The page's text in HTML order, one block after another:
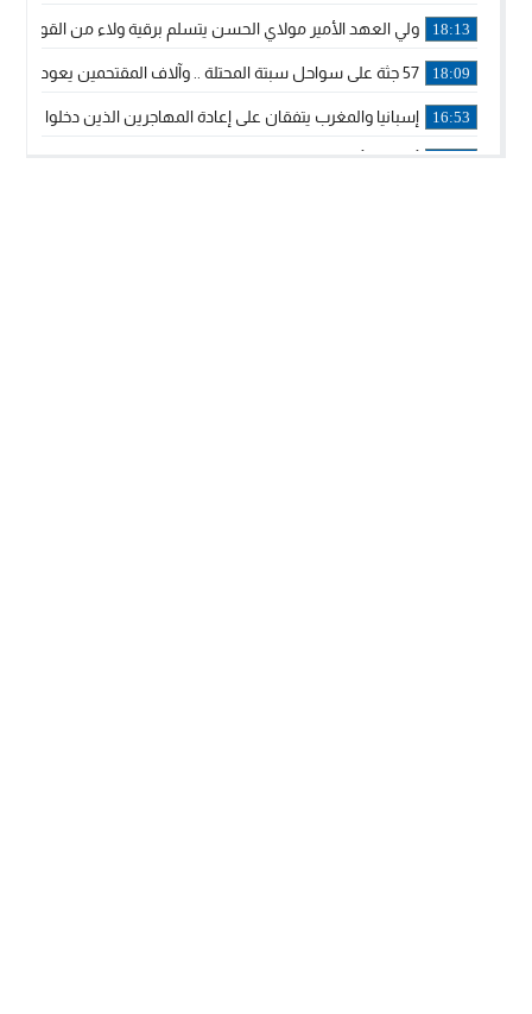
18:13 ولي العهد الأمير مولاي الحسن يتسلم برقية ولاء من القوات
18:09 57 جثة على سواحل سبتة المحتلة .. وآلاف المقتحمين يعودون إلى المغرب
16:53 إسبانيا والمغرب يتفقان على إعادة المهاجرين الذين دخلوا سبتة